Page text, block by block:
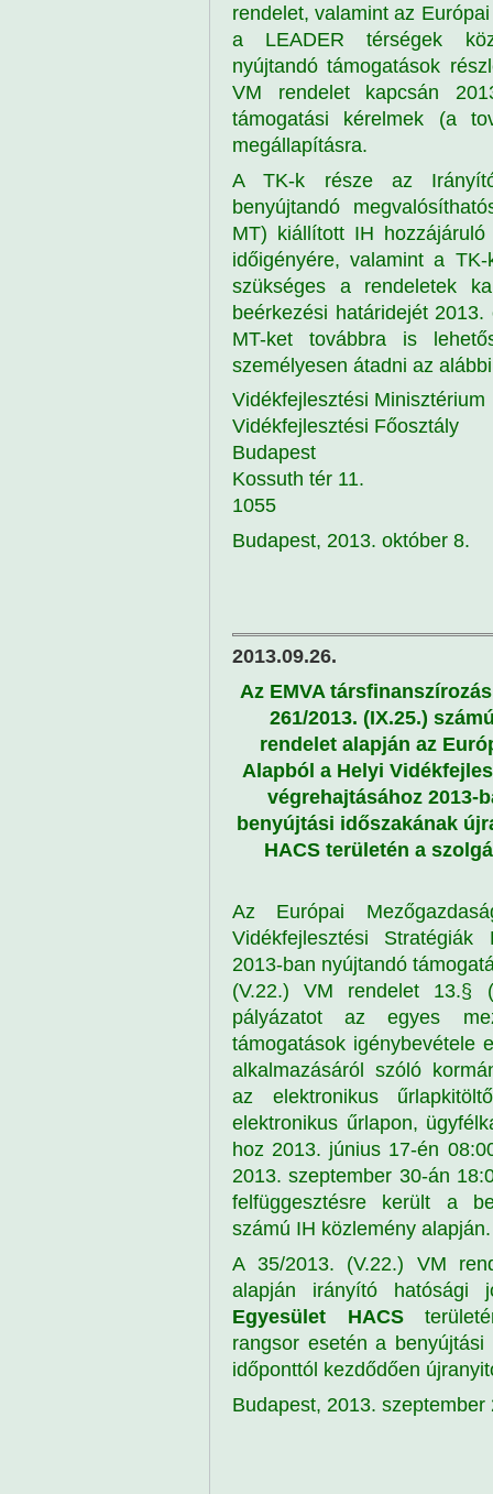
rendelet, valamint az
a LEADER térségek
nyújtandó támogatások
VM rendelet kapcsán
támogatási kérelmek (a
megállapításra.
A TK-k része az
benyújtandó
MT) kiállított IH
időigényére, valamint a
szükséges a rendeletek
beérkezési határidejét
MT-ket továbbra is
személyesen átadni az
Vidékfejlesztési Minisztérium
Vidékfejlesztési Főosztály
Budapest
Kossuth tér 11.
1055
Budapest, 2013. október 8.
2013.09.26.
Az EMVA
261/2013. (IX.25.)
rendelet alapján az
Alapból a Helyi
végrehajtásához 2013-
benyújtási időszakának
HACS területén a
Az Európai
Vidékfejlesztési Stratégiák
2013-ban nyújtandó
(V.22.) VM rendelet 13.§
pályázatot az egyes
támogatások igénybevétele
alkalmazásáról szóló
az elektronikus
elektronikus űrlapon,
hoz 2013. június 17-én
2013. szeptember 30-án
felfüggesztésre került a
számú IH közlemény alapján.
A 35/2013. (V.22.) VM
alapján irányító hatósági
Egyesület
HACS
rangsor esetén a
időponttól kezdődően
Budapest, 2013. szeptember